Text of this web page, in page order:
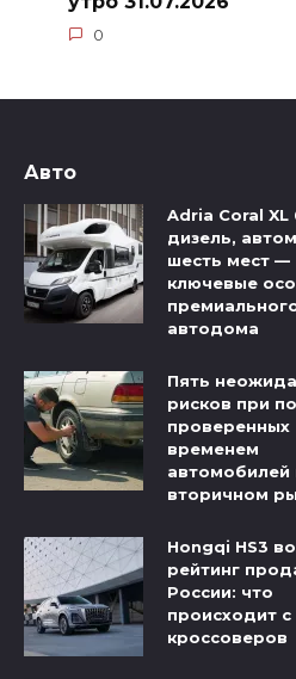
0
Авто
Adria Coral XL
дизель,
шесть мест —
ключевые
автодома
Пять
рисков при
проверенных
временем
автомобилей
вторичном
Hongqi HS3
рейтинг
России: что
происходит
кроссоверов